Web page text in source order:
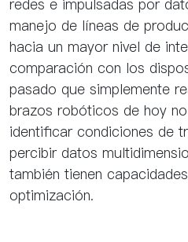
redes e impulsadas por
manejo de líneas de
hacia un mayor nivel de
comparación con los
pasado que simplemente
brazos robóticos de hoy
identificar condiciones de
percibir datos
también tienen
optimización.